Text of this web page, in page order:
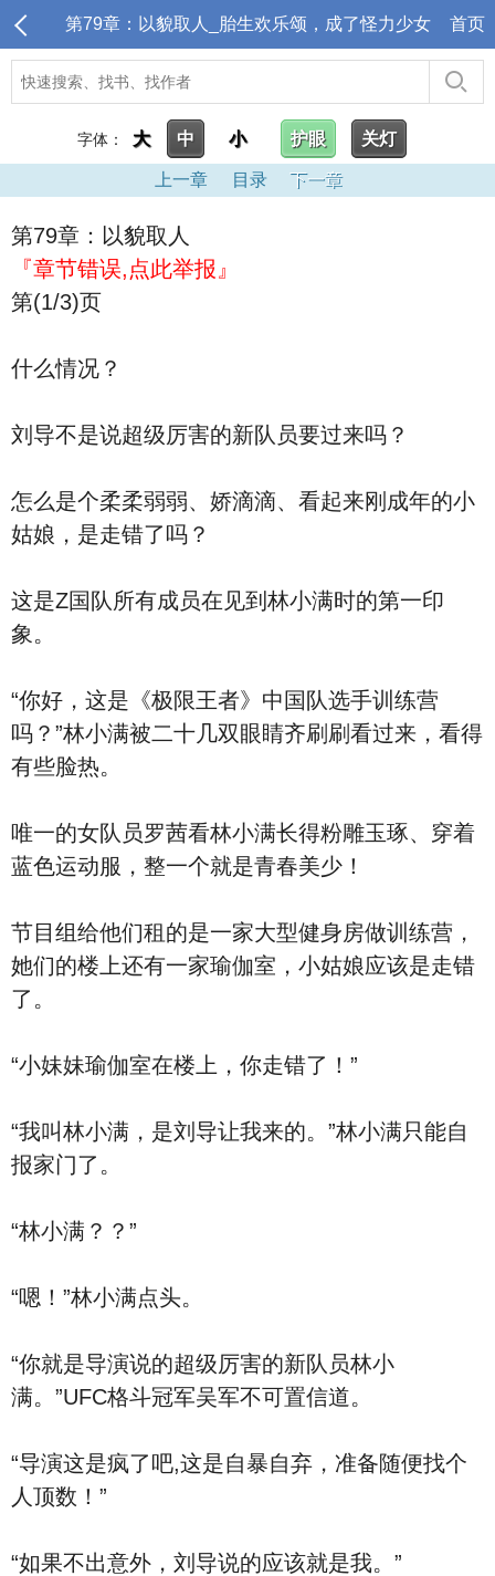
第79章：以貌取人_胎生欢乐颂，成了怪力少女 首页
字体： 大 中 小 护眼 关灯
上一章 目录 下一章
第79章：以貌取人
『章节错误,点此举报』
第(1/3)页
什么情况？
刘导不是说超级厉害的新队员要过来吗？
怎么是个柔柔弱弱、娇滴滴、看起来刚成年的小
姑娘，是走错了吗？
这是Z国队所有成员在见到林小满时的第一印
象。
“你好，这是《极限王者》中国队选手训练营
吗？”林小满被二十几双眼睛齐刷刷看过来，看得
有些脸热。
唯一的女队员罗茜看林小满长得粉雕玉琢、穿着
蓝色运动服，整一个就是青春美少！
节目组给他们租的是一家大型健身房做训练营，
她们的楼上还有一家瑜伽室，小姑娘应该是走错
了。
“小妹妹瑜伽室在楼上，你走错了！”
“我叫林小满，是刘导让我来的。”林小满只能自
报家门了。
“林小满？？”
“嗯！”林小满点头。
“你就是导演说的超级厉害的新队员林小
满。”UFC格斗冠军吴军不可置信道。
“导演这是疯了吧,这是自暴自弃，准备随便找个
人顶数！”
“如果不出意外，刘导说的应该就是我。”